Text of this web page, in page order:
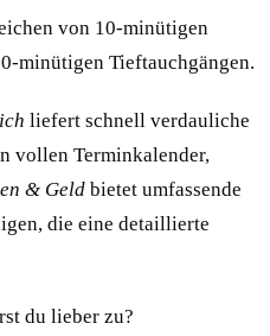
von 10-minütigen
minütigen Tieftauchgängen.
liefert schnell verdauliche
vollen Terminkalender,
& Geld bietet umfassende
die eine detaillierte
du lieber zu?